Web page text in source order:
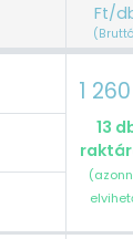
Ft/
1
13